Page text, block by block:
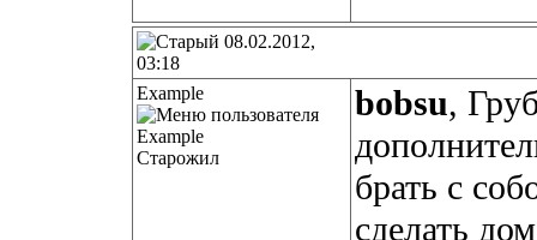
08.02.2012,
03:18
Example
Старожил
bobsu,
брать с
сделать